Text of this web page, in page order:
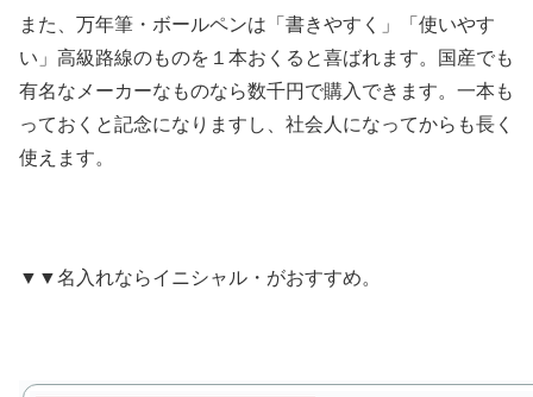
また、万年筆・ボールペンは「書きやすく」「使いやす
い」高級路線のものを１本おくると喜ばれます。国産でも
有名なメーカーなものなら数千円で購入できます。一本も
っておくと記念になりますし、社会人になってからも長く
使えます。
▼▼名入れならイニシャル・がおすすめ。